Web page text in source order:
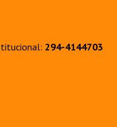
294-4144703